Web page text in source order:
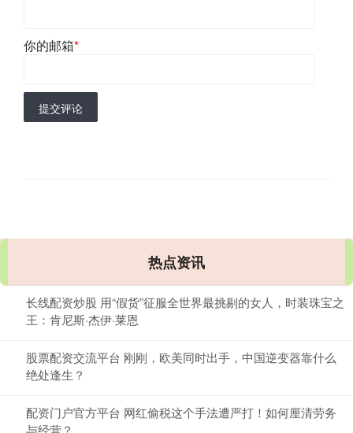
你的邮箱*
提交评论
热点资讯
长线配资炒股 用“假货”征服全世界最挑剔的女人，时装珠宝之
王：肯尼斯·杰伊·莱恩
股票配资交流平台 刚刚，欧美同时出手，中国逆变器靠什么
绝处逢生？
配资门户官方平台 网红偷税这个手法遭严打！如何厘清劳务
与经营？